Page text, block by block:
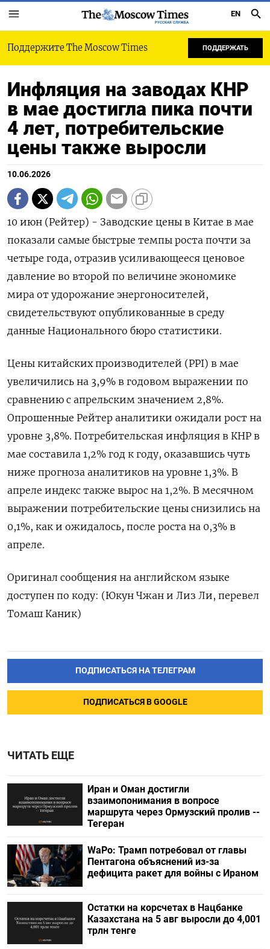
РУССКАЯ СЛУЖБА
EN
Поддержите The Moscow Times ПОДДЕРЖАТЬ
Инфляция на заводах КНР
в мае достигла пика почти
4 лет, потребительские
цены также выросли
10.06.2026
10 июн (Рейтер) - Заводские цены в Китае в мае
показали самые быстрые ‌темпы роста почти за
четыре года, отразив усиливающееся ценовое
давление во второй ​по ​величине ​экономике
мира от удорожание ⁠энергоносителей,
свидетельствуют опубликованные ‌в среду
данные ‌Национального бюро статистики.
Цены китайских производителей (PPI) в ​мае
увеличились на 3,9% ‌в годовом выражении по
сравнению ​с апрельским значением 2,8%.
Опрошенные ‌Рейтер аналитики ожидали рост на
уровне 3,8%. Потребительская инфляция в ​КНР ​в
мае ‌составила 1,2% год к ​году, оказавшись чуть
ниже прогноза аналитиков на уровне 1,3%. В
апреле индекс также вырос на 1,2%. В месячном
выражении потребительские цены снизились ​на
0,1%, ⁠как и ожидалось, после роста на 0,3% ‌в
апреле.
Оригинал сообщения на ‌английском языке
доступен по коду: (Юкун ​Чжан и Лиз Ли, ‌перевел
Томаш Каник)
ПОДПИСАТЬСЯ НА ТЕЛЕГРАМ
ПОДПИСАТЬСЯ В GOOGLE
ЧИТАТЬ ЕЩЕ
Иран и Оман достигли
взаимопонимания в вопросе
маршрута через Ормузский пролив --
Тегеран
WaPo: Трамп потребовал от главы
Пентагона объяснений из-за
дефицита ракет для войны с Ираном
Остатки на корсчетах в Нацбанке
Казахстана на 5 авг выросли до 4,001
трлн тенге